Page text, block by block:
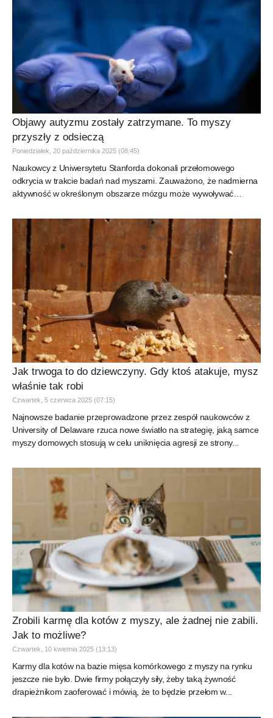
Objawy autyzmu zostały zatrzymane. To myszy
przyszły z odsieczą
Poniedziałek, 20 października 2025 (08:45)
Naukowcy z Uniwersytetu Stanforda dokonali przełomowego
odkrycia w trakcie badań nad myszami. Zauważono, że nadmierna
aktywność w określonym obszarze mózgu może wywoływać
Jak trwoga to do dziewczyny. Gdy ktoś atakuje, mysz
właśnie tak robi
Czwartek, 5 czerwca 2025 (07:15)
Najnowsze badanie przeprowadzone przez zespół naukowców z
University of Delaware rzuca nowe światło na strategię, jaką samce
myszy domowych stosują w celu uniknięcia agresji ze strony...
Zrobili karmę dla kotów z myszy, ale żadnej nie zabili.
Jak to możliwe?
Czwartek, 10 kwietnia 2025 (13:13)
Karmy dla kotów na bazie mięsa komórkowego z myszy na rynku
jeszcze nie było. Dwie firmy połączyły siły, żeby taką żywność
drapieżnikom zaoferować i mówią, że to będzie przełom w...